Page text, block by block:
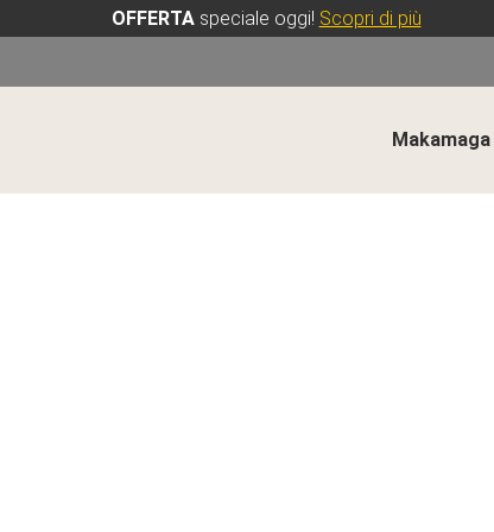
OFFERTAspeciale oggi! Scopri di più
Makamaga